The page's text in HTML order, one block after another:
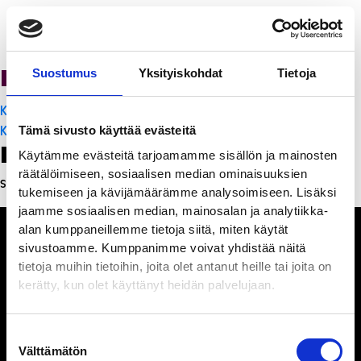
Suostumus Yksityiskohdat Tietoja
Tämä sivusto käyttää evästeitä
Käytämme evästeitä tarjoamamme sisällön ja mainosten
räätälöimiseen, sosiaalisen median ominaisuuksien
tukemiseen ja kävijämäärämme analysoimiseen. Lisäksi
jaamme sosiaalisen median, mainosalan ja analytiikka-
alan kumppaneillemme tietoja siitä, miten käytät
sivustoamme. Kumppanimme voivat yhdistää näitä
tietoja muihin tietoihin, joita olet antanut heille tai joita on
kerätty, kun olet käyttänyt heidän palvelujaan.
valinta
Välttämätön
PanchoVilla
Artikkelien
selaus
K-Citymarket Pori Puuvilla
K-Citymarket Pori Puuvilla
Leave a Reply
Sinun täytyy kirjautua sisään